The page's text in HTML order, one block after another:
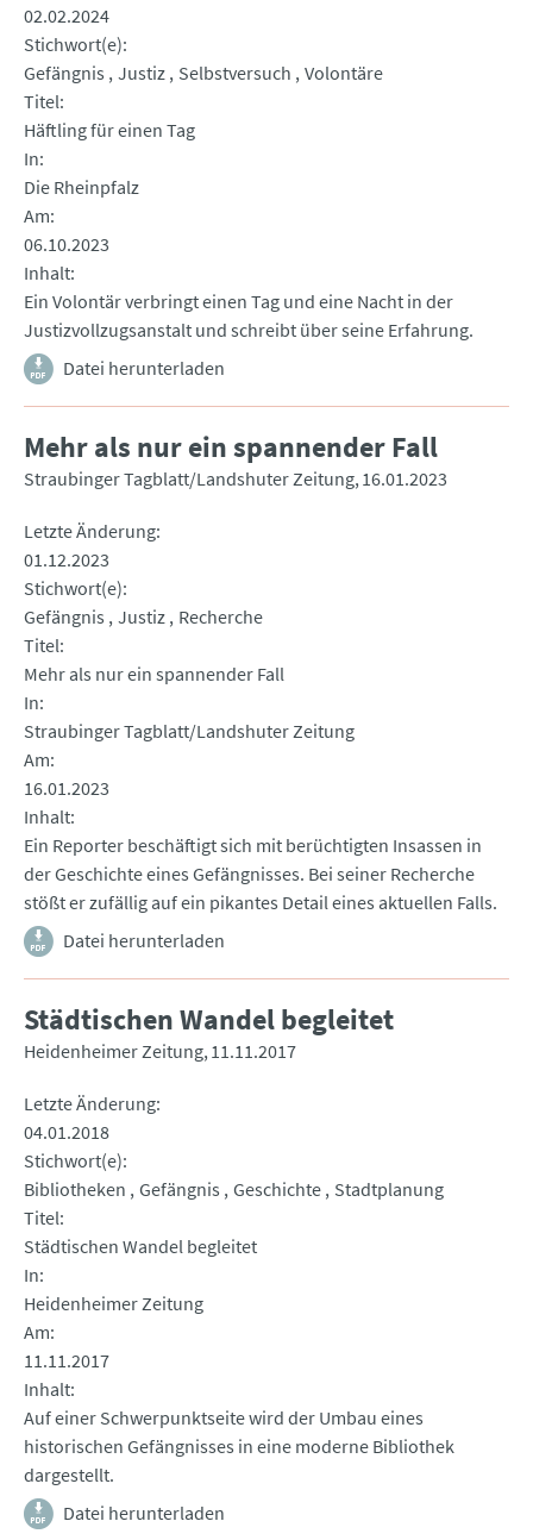
02.02.2024
Stichwort(e)
Gefängnis Justiz Selbstversuch Volontäre
Titel
Häftling für einen Tag
In
Die Rheinpfalz
Am
06.10.2023
Inhalt
Ein Volontär verbringt einen Tag und eine Nacht in der
Justizvollzugsanstalt und schreibt über seine Erfahrung.
Datei herunterladen
Mehr als nur ein spannender Fall
Straubinger Tagblatt/Landshuter Zeitung 16.01.2023
Letzte Änderung
01.12.2023
Stichwort(e)
Gefängnis Justiz Recherche
Titel
Mehr als nur ein spannender Fall
In
Straubinger Tagblatt/Landshuter Zeitung
Am
16.01.2023
Inhalt
Ein Reporter beschäftigt sich mit berüchtigten Insassen in
der Geschichte eines Gefängnisses. Bei seiner Recherche
stößt er zufällig auf ein pikantes Detail eines aktuellen Falls.
Datei herunterladen
Städtischen Wandel begleitet
Heidenheimer Zeitung 11.11.2017
Letzte Änderung
04.01.2018
Stichwort(e)
Bibliotheken Gefängnis Geschichte Stadtplanung
Titel
Städtischen Wandel begleitet
In
Heidenheimer Zeitung
Am
11.11.2017
Inhalt
Auf einer Schwerpunktseite wird der Umbau eines
historischen Gefängnisses in eine moderne Bibliothek
dargestellt.
Datei herunterladen